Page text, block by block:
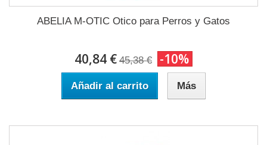
ABELIA M-OTIC Otico para Perros y Gatos
40,84 € 45,38 € -10%
Añadir al carrito Más